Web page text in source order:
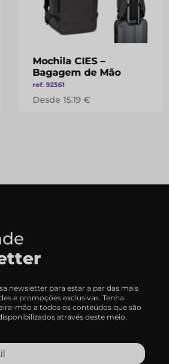
Mochila CIES –
Bagagem de Mão
ref. 92361
Desde 15.19 €
newsletter para estar a par das mais
e promoções exclusivas. Tenha
mão a todos os conteúdos que são
através deste meio.